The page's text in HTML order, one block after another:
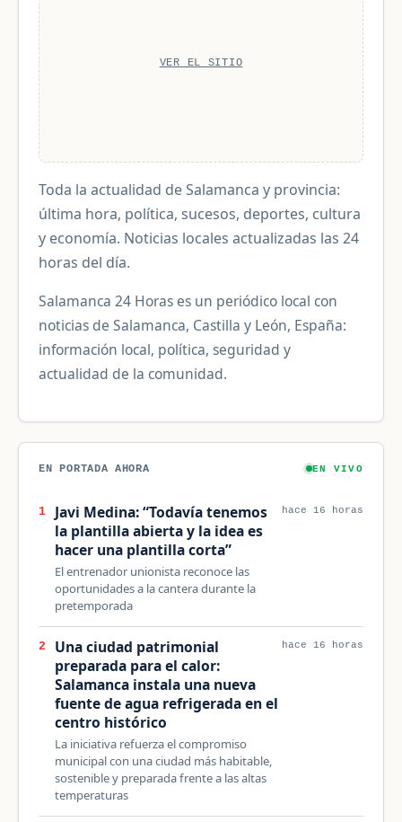
VER EL SITIO
Toda la actualidad de Salamanca y provincia:
última hora, política, sucesos, deportes, cultura
y economía. Noticias locales actualizadas las 24
horas del día.
Salamanca 24 Horas es un periódico local con
noticias de Salamanca, Castilla y León, España:
información local, política, seguridad y
actualidad de la comunidad.
EN PORTADA AHORA EN VIVO
1
Javi Medina: “Todavía tenemos
la plantilla abierta y la idea es
hacer una plantilla corta”
El entrenador unionista reconoce las
oportunidades a la cantera durante la
pretemporada
hace 16 horas
2
Una ciudad patrimonial
preparada para el calor:
Salamanca instala una nueva
fuente de agua refrigerada en el
centro histórico
La iniciativa refuerza el compromiso
municipal con una ciudad más habitable,
sostenible y preparada frente a las altas
temperaturas
hace 16 horas